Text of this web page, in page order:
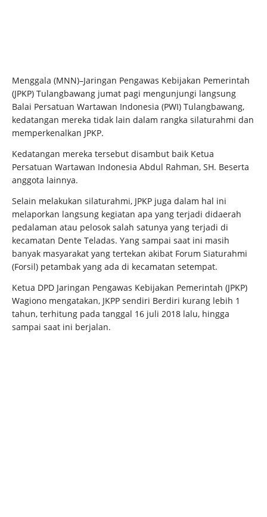
Menggala (MNN)–Jaringan Pengawas Kebijakan Pemerintah
(JPKP) Tulangbawang jumat pagi mengunjungi langsung
Balai Persatuan Wartawan Indonesia (PWI) Tulangbawang,
kedatangan mereka tidak lain dalam rangka silaturahmi dan
memperkenalkan JPKP.
Kedatangan mereka tersebut disambut baik Ketua
Persatuan Wartawan Indonesia Abdul Rahman, SH. Beserta
anggota lainnya.
Selain melakukan silaturahmi, JPKP juga dalam hal ini
melaporkan langsung kegiatan apa yang terjadi didaerah
pedalaman atau pelosok salah satunya yang terjadi di
kecamatan Dente Teladas. Yang sampai saat ini masih
banyak masyarakat yang tertekan akibat Forum Siaturahmi
(Forsil) petambak yang ada di kecamatan setempat.
Ketua DPD Jaringan Pengawas Kebijakan Pemerintah (JPKP)
Wagiono mengatakan, JKPP sendiri Berdiri kurang lebih 1
tahun, terhitung pada tanggal 16 juli 2018 lalu, hingga
sampai saat ini berjalan.